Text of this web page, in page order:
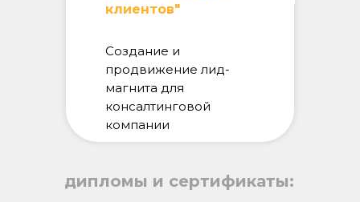
Создание и
продвижение лид-
магнита для
консалтинговой
компании
клиентов"
дипломы и сертификаты: